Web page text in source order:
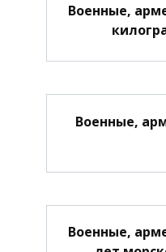
Военные,
Военные,
Военные,